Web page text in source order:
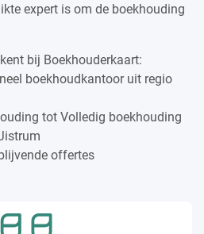
expert is om de boekhouding
bij Boekhouderkaart:
boekhoudkantoor uit regio
tot Volledig boekhouding
offertes